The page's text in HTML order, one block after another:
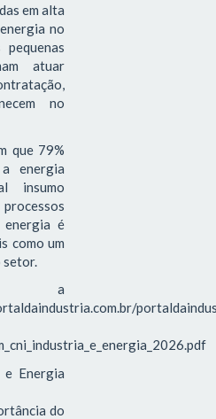
em alta
no
atuar
no
que 79%
energia
insumo
é
como um
a
e Energia
do